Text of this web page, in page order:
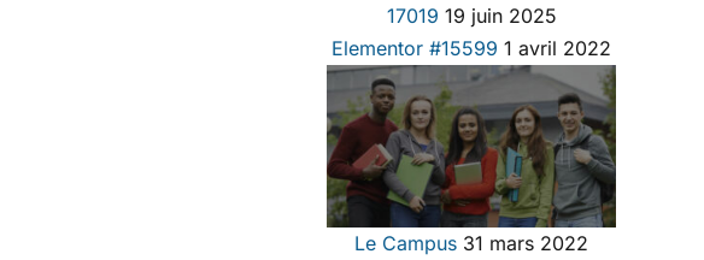
17019 19 juin 2025
Elementor #15599 1 avril 2022
Le Campus 31 mars 2022